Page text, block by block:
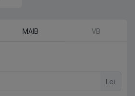
MAIB VB
Lei